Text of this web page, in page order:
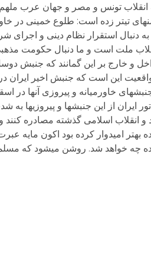
تیتر زده است: طلوع خمینی در
دنبال استقرار نظام دینی و اجرای
ملت است و ما دنبال حکومت
و خارج بر این گمانند که جنبش
واقعیت این است که جنبش اخیر
ایران از این جنبش­ها و پیروزی­ها به
اسلامی گذشته مصادره کنند و
چه خواهد شد. روشن می­شود که